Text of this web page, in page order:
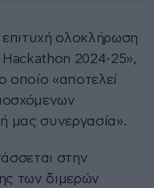
επιτυχή ολοκλήρωση
2024-25»,
οποίο «αποτελεί
μας συνεργασία».
στην
των διμερών